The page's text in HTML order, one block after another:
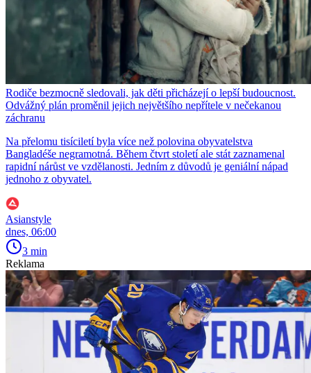
Rodiče bezmocně sledovali, jak děti přicházejí o lepší budoucnost.
Odvážný plán proměnil jejich největšího nepřítele v nečekanou
záchranu
Na přelomu tisíciletí byla více než polovina obyvatelstva
Bangladéše negramotná. Během čtvrt století ale stát zaznamenal
rapidní nárůst ve vzdělanosti. Jedním z důvodů je geniální nápad
jednoho z obyvatel.
Asianstyle
dnes, 06:00
3 min
Reklama